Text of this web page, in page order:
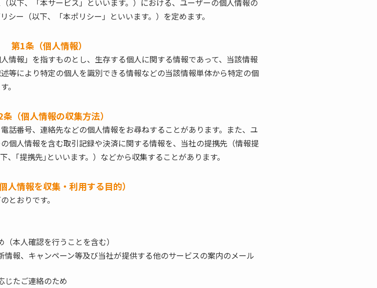
以下、「本サービス」といいます。）における、ユーザーの個人情報の
ー（以下、「本ポリシー」といいます。）を定めます。
第1条（個人情報）
情報」を指すものとし、生存する個人に関する情報であって、当該情報
等により特定の個人を識別できる情報などの当該情報単体から特定の個
。
（個人情報の収集方法）
話番号、連絡先などの個人情報をお尋ねすることがあります。また、ユ
個人情報を含む取引記録や決済に関する情報を、当社の提携先（情報提
｢提携先｣といいます。）などから収集することがあります。
人情報を収集・利用する目的）
とおりです。
本人確認を行うことを含む）
報、キャンペーン等及び当社が提供する他のサービスの案内のメール
じたご連絡のため